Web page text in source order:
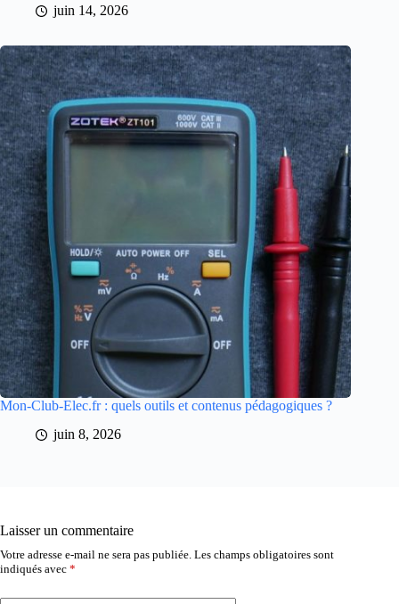
juin 14, 2026
Mon-Club-Elec.fr : quels outils et contenus pédagogiques ?
juin 8, 2026
Laisser un commentaire
Votre adresse e-mail ne sera pas publiée. Les champs obligatoires sont
indiqués avec *